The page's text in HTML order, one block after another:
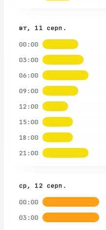
вт, 11 серп.
00:00
03:00
06:00
09:00
12:00
15:00
18:00
21:00
ср, 12 серп.
00:00
03:00